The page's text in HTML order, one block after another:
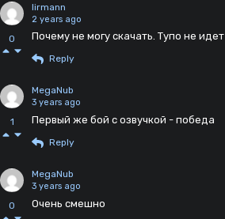
0
lirmann
2 years ago
Почему не могу скачать. Тупо не идет
Reply
1
MegaNub
3 years ago
Первый же бой с озвучкой - победа
Reply
0
MegaNub
3 years ago
Очень смешно